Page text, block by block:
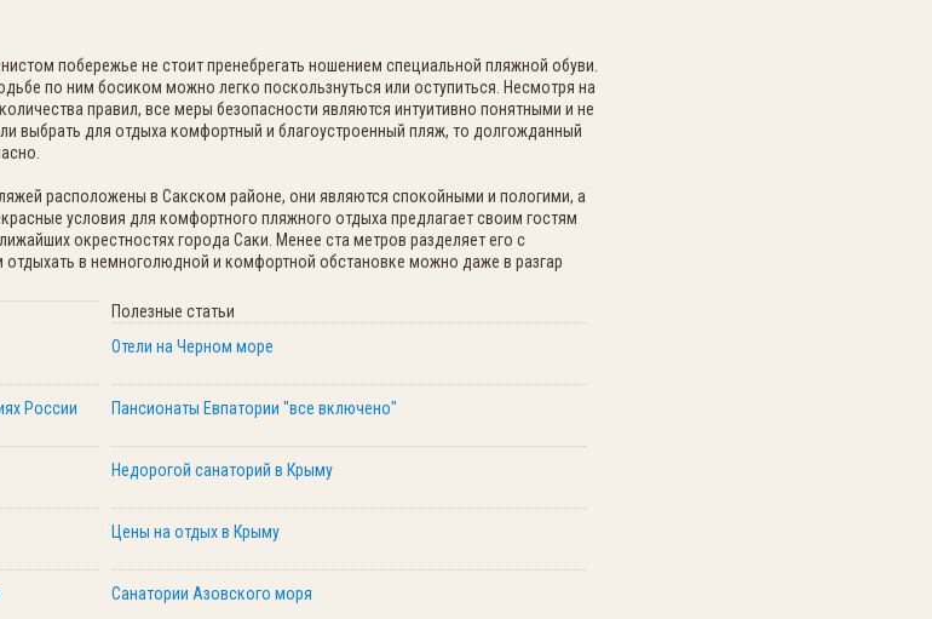
побережье не стоит пренебрегать ношением специальной пляжной обуви.
по ним босиком можно легко поскользнуться или оступиться. Несмотря на
правил, все меры безопасности являются интуитивно понятными и не
выбрать для отдыха комфортный и благоустроенный пляж, то долгожданный
расположены в Сакском районе, они являются спокойными и пологими, а
условия для комфортного пляжного отдыха предлагает своим гостям
окрестностях города Саки. Менее ста метров разделяет его с
в немноголюдной и комфортной обстановке можно даже в разгар
Полезные статьи
Отели на Черном море
России Пансионаты Евпатории "все включено"
Недорогой санаторий в Крыму
Цены на отдых в Крыму
Санатории Азовского моря